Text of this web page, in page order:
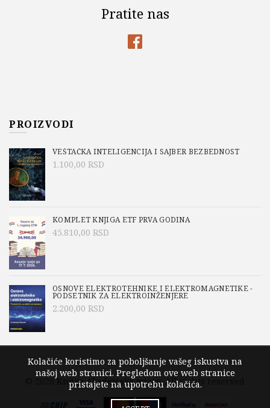
Pratite nas
PROIZVODI
VEŠTAČKA INTELIGENCIJA I SAJBER BEZBEDNOST
1.100,00 RSD
KOMPLET KNJIGA ETF PRVA GODINA
45.810,00 RSD
OSNOVE ELEKTROTEHNIKE I ELEKTROMAGNETIKE -
PODSETNIK ZA ELEKTROINŽENJERE
2.200,00 RSD
© 2026 Knjige Akademska misao. All rights reserved
Kolačiće koristimo za poboljšanje vašeg iskustva na
našoj web stranici. Pregledom ove web stranice
pristajete na upotrebu kolačića.